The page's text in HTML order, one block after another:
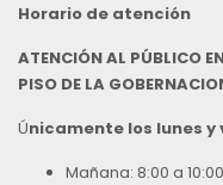
Horario de atención
ATENCIÓN AL PÚBLICO
PISO DE LA
Únicamente los lunes y
Mañana: 8:00 a